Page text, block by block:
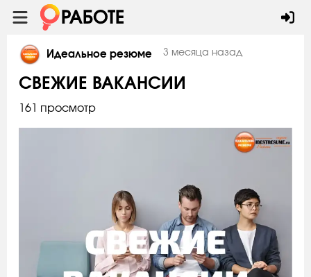
Идеальное резюме 3 месяца назад
СВЕЖИЕ ВАКАНСИИ
161 просмотр